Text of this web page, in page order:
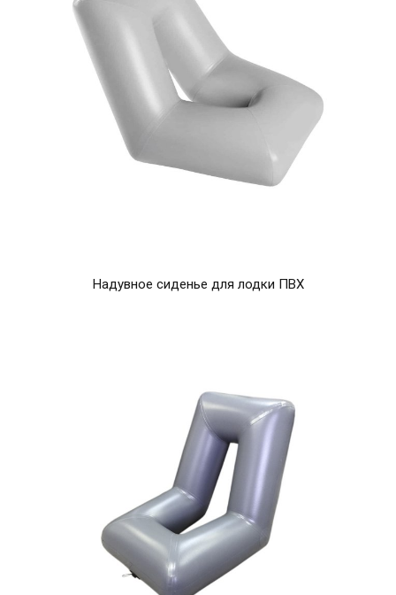
Надувное сиденье для лодки ПВХ